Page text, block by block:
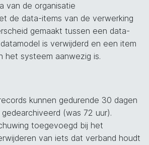
van de organisatie
de data-items van de verwerking
gemaakt tussen een data-
is verwijderd en een item
het systeem aanwezig is.
kunnen gedurende 30 dagen
(was 72 uur).
toegevoegd bij het
van iets dat verband houdt